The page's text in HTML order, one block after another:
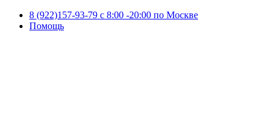
8 (922)157-93-79 c 8:00 -20:00 по Москве
Помощь